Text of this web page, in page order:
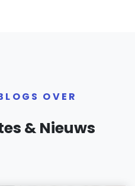
OVER
& Nieuws